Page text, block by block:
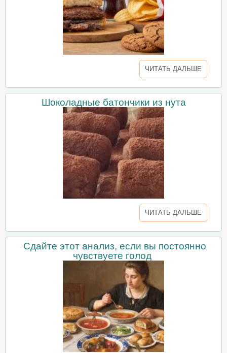
ЧИТАТЬ ДАЛЬШЕ
Шоколадные батончики из нута
ЧИТАТЬ ДАЛЬШЕ
Сдайте этот анализ, если вы постоянно
чувствуете голод